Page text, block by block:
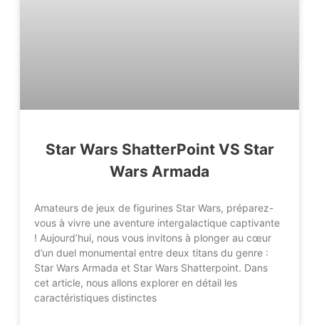
Star Wars ShatterPoint VS Star
Wars Armada
Amateurs de jeux de figurines Star Wars, préparez-
vous à vivre une aventure intergalactique captivante
! Aujourd’hui, nous vous invitons à plonger au cœur
d’un duel monumental entre deux titans du genre :
Star Wars Armada et Star Wars Shatterpoint. Dans
cet article, nous allons explorer en détail les
caractéristiques distinctes